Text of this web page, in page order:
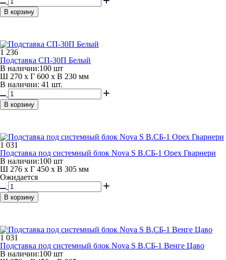
В корзину
1 236
Подставка СП-30П Белый
В наличии:100 шт
Ш 270 x Г 600 x В 230 мм
В наличии: 41 шт.
В корзину
1 031
Подставка под системный блок Nova S В.СБ-1 Орех Гварнери
В наличии:100 шт
Ш 276 x Г 450 x В 305 мм
Ожидается
В корзину
1 031
Подставка под системный блок Nova S В.СБ-1 Венге Цаво
В наличии:100 шт